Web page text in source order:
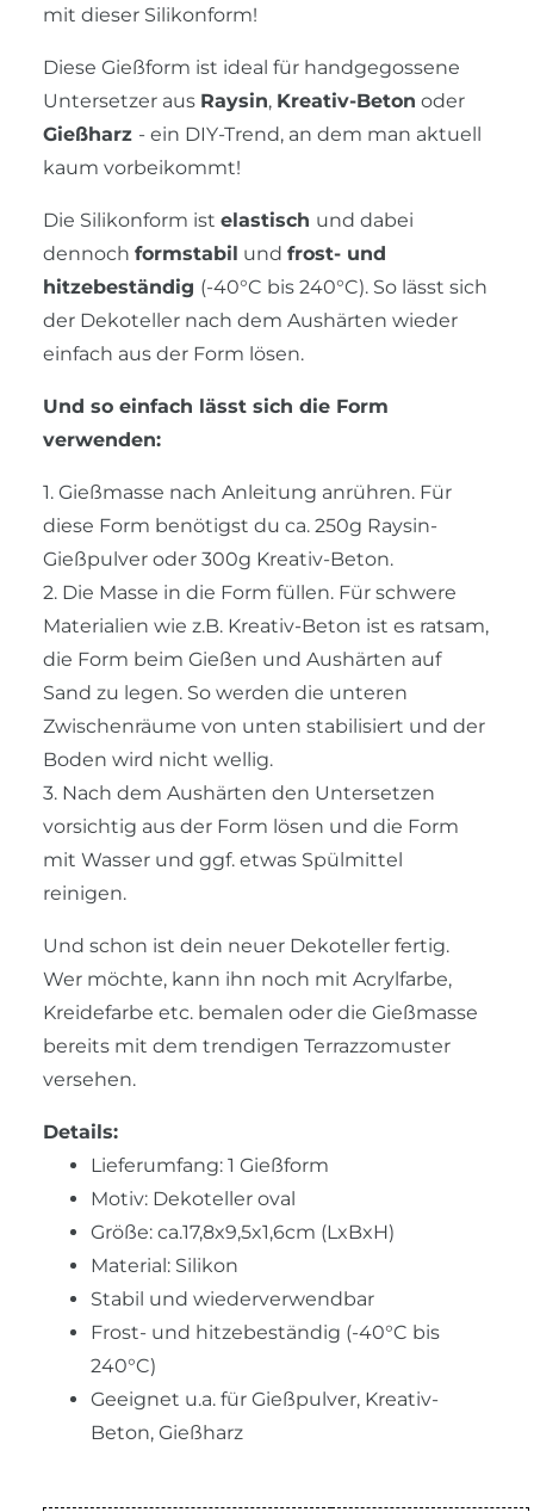
mit dieser Silikonform!
Diese Gießform ist ideal für handgegossene
Untersetzer aus Raysin, Kreativ-Beton oder
Gießharz - ein DIY-Trend, an dem man aktuell
kaum vorbeikommt!
Die Silikonform ist elastisch und dabei
dennoch formstabil und frost- und
hitzebeständig (-40°C bis 240°C). So lässt sich
der Dekoteller nach dem Aushärten wieder
einfach aus der Form lösen.
Und so einfach lässt sich die Form
verwenden:
1. Gießmasse nach Anleitung anrühren. Für
diese Form benötigst du ca. 250g Raysin-
Gießpulver oder 300g Kreativ-Beton.
2. Die Masse in die Form füllen. Für schwere
Materialien wie z.B. Kreativ-Beton ist es ratsam,
die Form beim Gießen und Aushärten auf
Sand zu legen. So werden die unteren
Zwischenräume von unten stabilisiert und der
Boden wird nicht wellig.
3. Nach dem Aushärten den Untersetzen
vorsichtig aus der Form lösen und die Form
mit Wasser und ggf. etwas Spülmittel
reinigen.
Und schon ist dein neuer Dekoteller fertig.
Wer möchte, kann ihn noch mit Acrylfarbe,
Kreidefarbe etc. bemalen oder die Gießmasse
bereits mit dem trendigen Terrazzomuster
versehen.
Details:
Lieferumfang: 1 Gießform
Motiv: Dekoteller oval
Größe: ca.17,8x9,5x1,6cm (LxBxH)
Material: Silikon
Stabil und wiederverwendbar
Frost- und hitzebeständig (-40°C bis
240°C)
Geeignet u.a. für Gießpulver, Kreativ-
Beton, Gießharz